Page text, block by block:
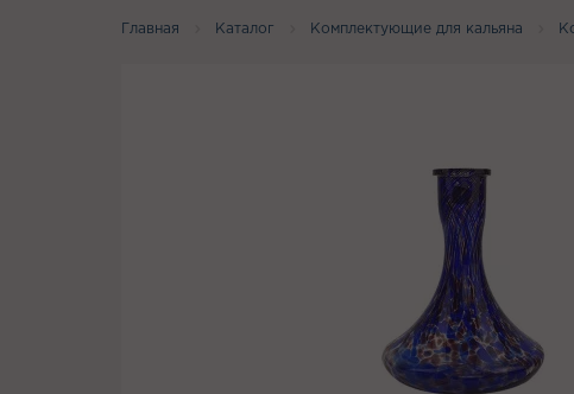
Главная Каталог Комплектующие для кальяна